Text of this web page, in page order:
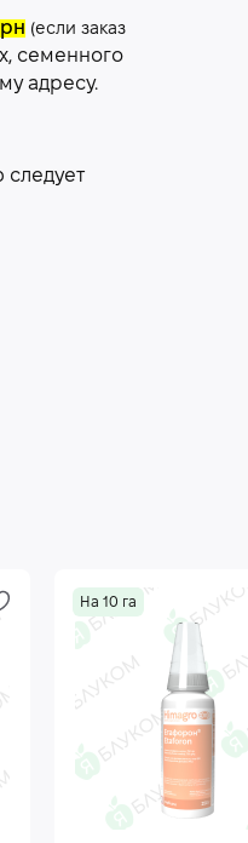
(если заказ
семенного
адресу.
следует
На 10 га